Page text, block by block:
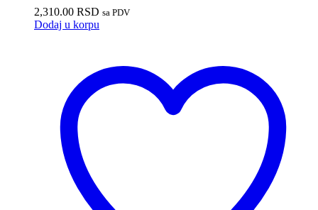
2,310.00 RSD sa PDV
Dodaj u korpu